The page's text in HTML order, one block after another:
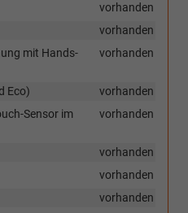
vorhanden
vorhanden
vorhanden
mit Hands-
vorhanden
Eco)
vorhanden
Sensor im
vorhanden
vorhanden
vorhanden